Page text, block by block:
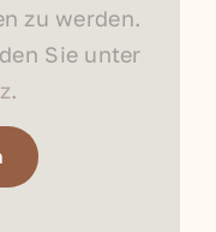
zu werden.
Sie unter
.